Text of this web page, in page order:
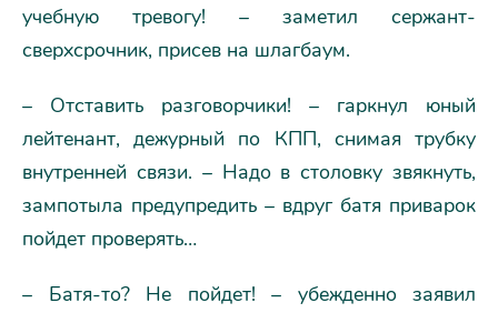
учебную тревогу! – заметил сержант-
сверхсрочник, присев на шлагбаум.
– Отставить разговорчики! – гаркнул юный
лейтенант, дежурный по КПП, снимая трубку
внутренней связи. – Надо в столовку звякнуть,
зампотыла предупредить – вдруг батя приварок
пойдет проверять…
– Батя-то? Не пойдет! – убежденно заявил